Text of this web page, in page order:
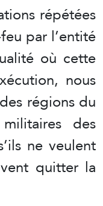
répétées
par l’entité
où cette
nous
régions du
des
ne veulent
quitter la